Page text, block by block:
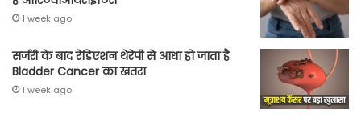
1 week ago
सर्जरी के बाद रेडिएशन थेरेपी से आधा हो जाता है
Bladder Cancer का खतरा
1 week ago